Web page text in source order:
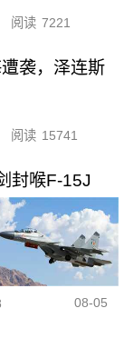
阅读 7221
袭，泽连斯
阅读 15741
封喉F-15J
08-05